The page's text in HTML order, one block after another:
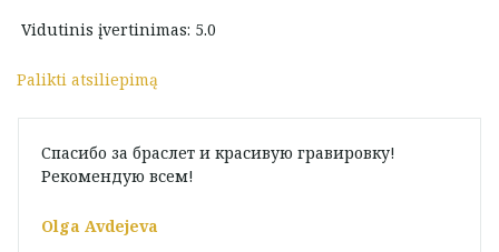
Vidutinis įvertinimas: 5.0
Palikti atsiliepimą
Спасибо за браслет и красивую гравировку!
Рекомендую всем!
Olga Avdejeva